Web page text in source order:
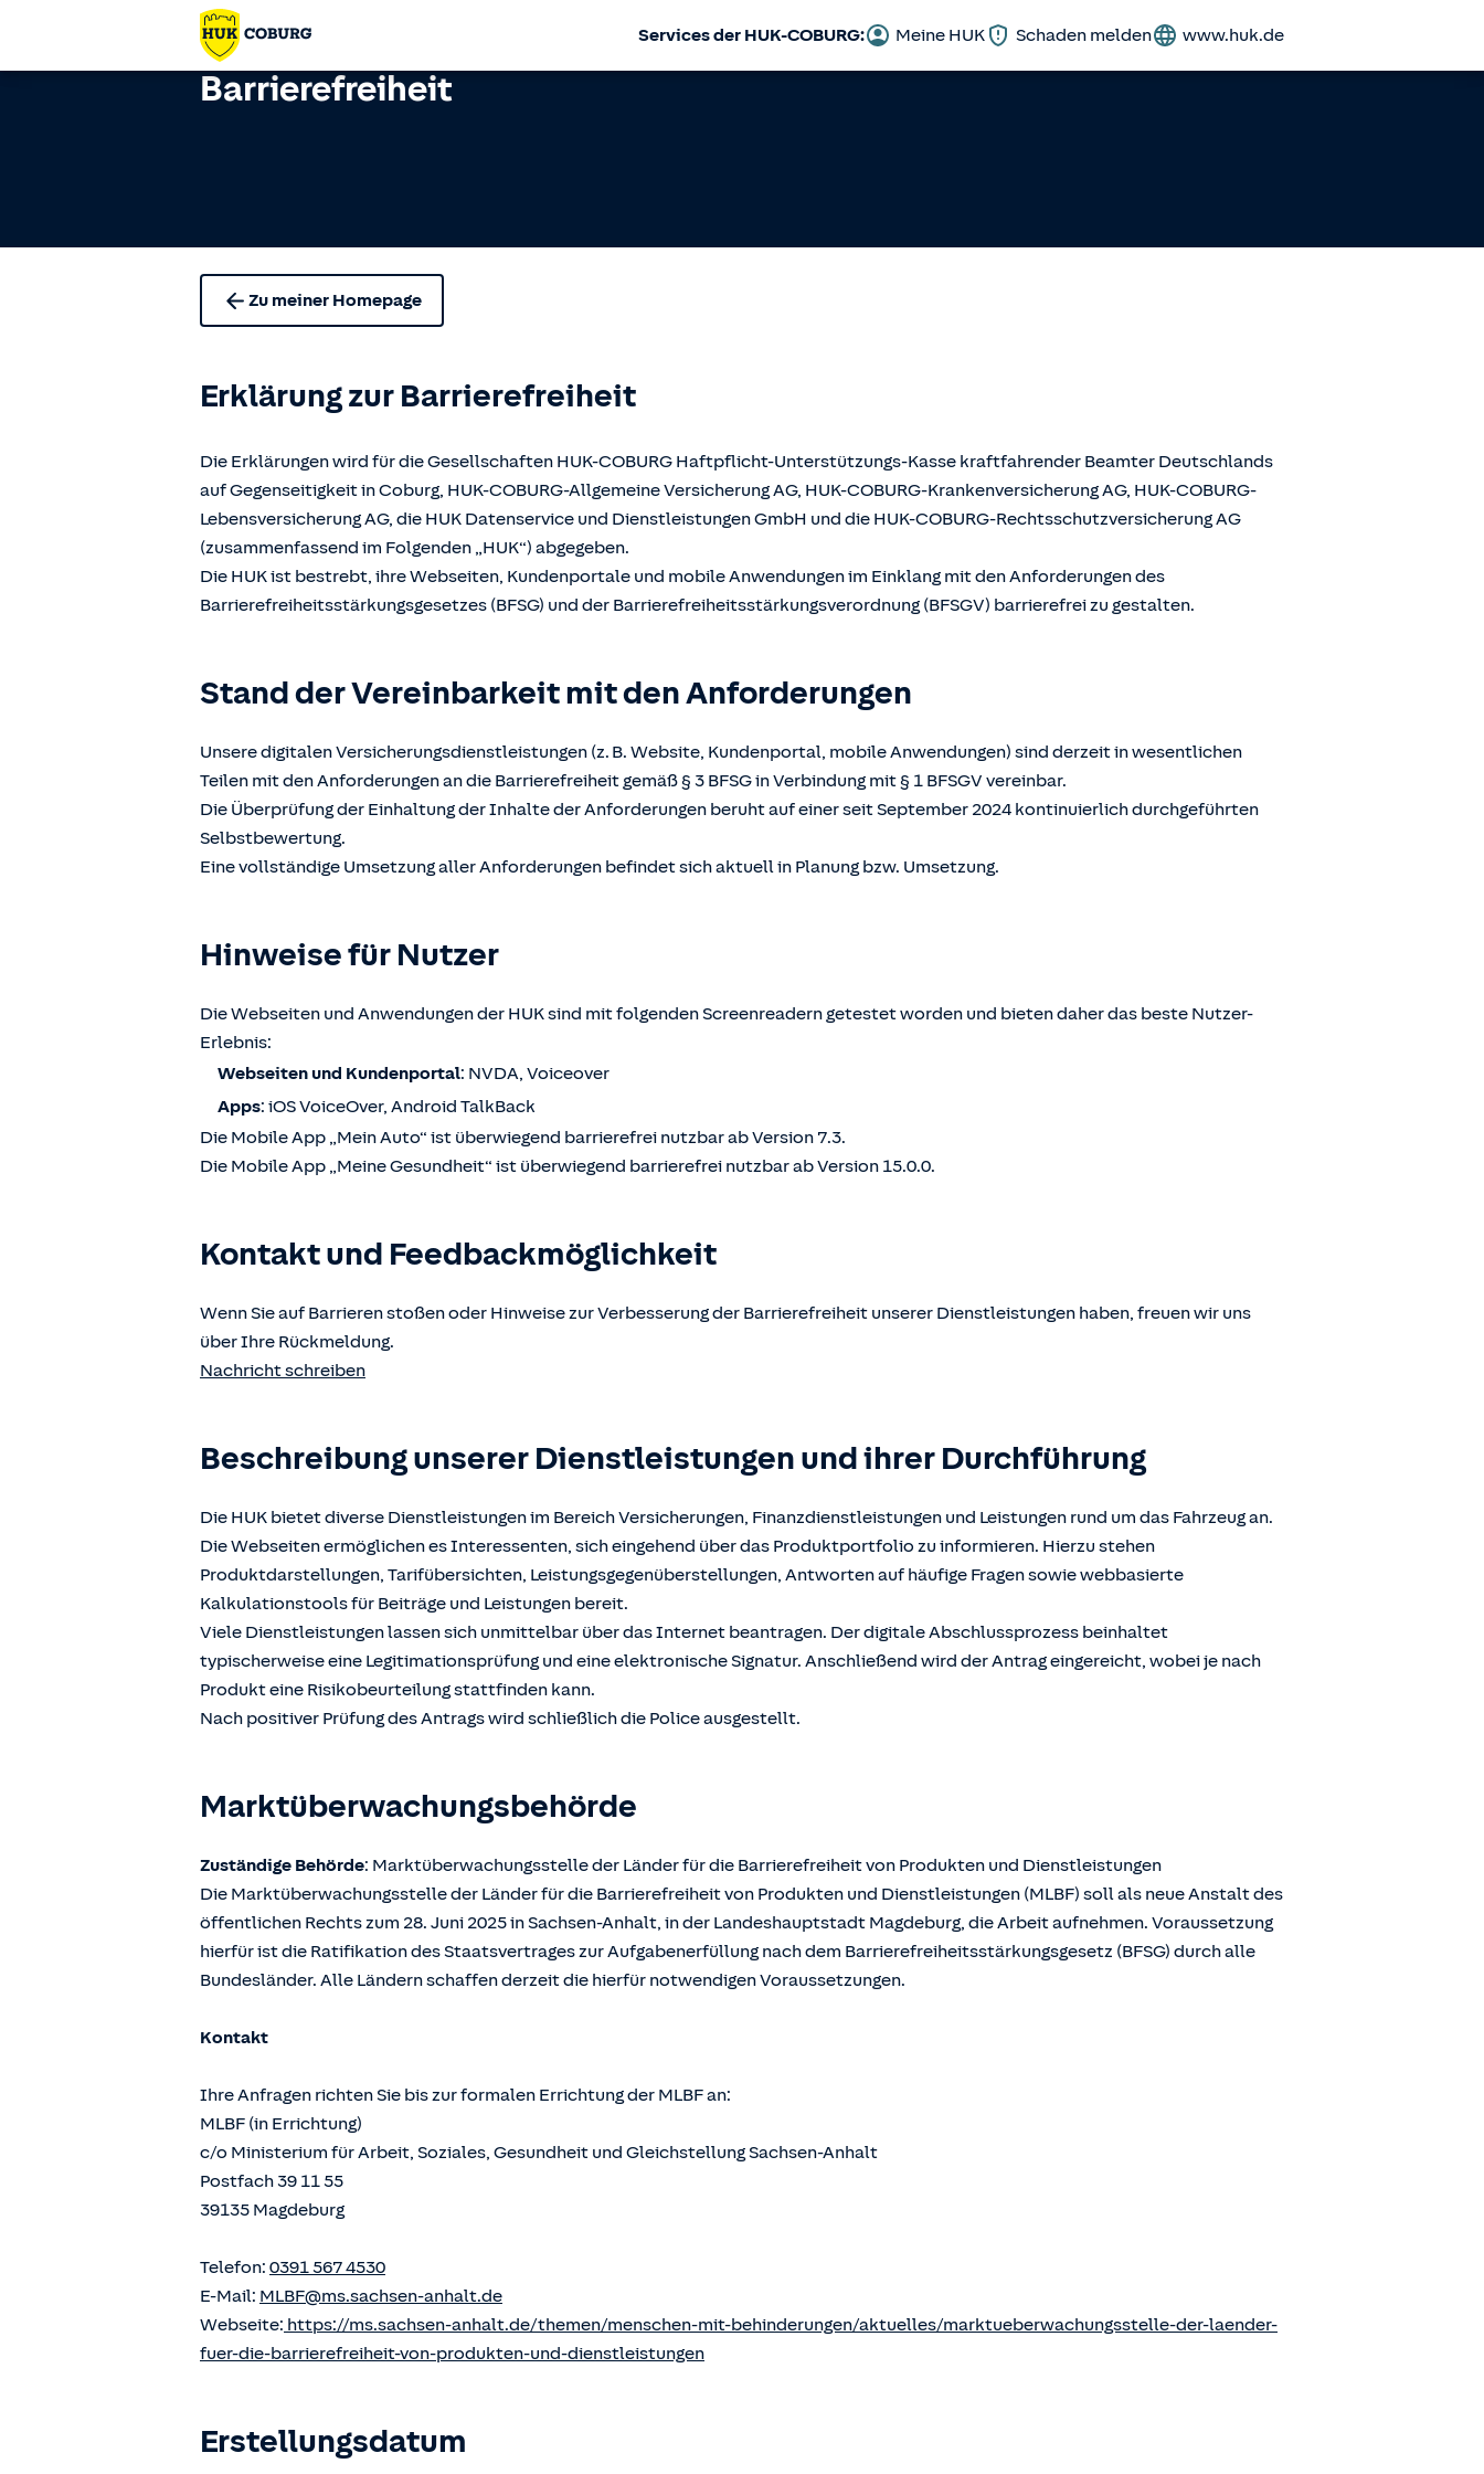
Services der HUK-COBURG: Meine HUK Schaden melden www.huk.de
Barrierefreiheit
Zu meiner Homepage
Erklärung zur Barrierefreiheit
Die Erklärungen wird für die Gesellschaften HUK-COBURG Haftpflicht-Unterstützungs-Kasse kraftfahrender Beamter Deutschlands
auf Gegenseitigkeit in Coburg, HUK-COBURG-Allgemeine Versicherung AG, HUK-COBURG-Krankenversicherung AG, HUK-COBURG-
Lebensversicherung AG, die HUK Datenservice und Dienstleistungen GmbH und die HUK-COBURG-Rechtsschutzversicherung AG
(zusammenfassend im Folgenden „HUK“) abgegeben.
Die HUK ist bestrebt, ihre Webseiten, Kundenportale und mobile Anwendungen im Einklang mit den Anforderungen des
Barrierefreiheitsstärkungsgesetzes (BFSG) und der Barrierefreiheitsstärkungsverordnung (BFSGV) barrierefrei zu gestalten.
Stand der Vereinbarkeit mit den Anforderungen
Unsere digitalen Versicherungsdienstleistungen (z. B. Website, Kundenportal, mobile Anwendungen) sind derzeit in wesentlichen
Teilen mit den Anforderungen an die Barrierefreiheit gemäß § 3 BFSG in Verbindung mit § 1 BFSGV vereinbar.
Die Überprüfung der Einhaltung der Inhalte der Anforderungen beruht auf einer seit September 2024 kontinuierlich durchgeführten
Selbstbewertung.
Eine vollständige Umsetzung aller Anforderungen befindet sich aktuell in Planung bzw. Umsetzung.
Hinweise für Nutzer
Die Webseiten und Anwendungen der HUK sind mit folgenden Screenreadern getestet worden und bieten daher das beste Nutzer-
Erlebnis:
Webseiten und Kundenportal: NVDA, Voiceover
Apps: iOS VoiceOver, Android TalkBack
Die Mobile App „Mein Auto“ ist überwiegend barrierefrei nutzbar ab Version 7.3.
Die Mobile App „Meine Gesundheit“ ist überwiegend barrierefrei nutzbar ab Version 15.0.0.
Kontakt und Feedbackmöglichkeit
Wenn Sie auf Barrieren stoßen oder Hinweise zur Verbesserung der Barrierefreiheit unserer Dienstleistungen haben, freuen wir uns
über Ihre Rückmeldung.
Nachricht schreiben
Beschreibung unserer Dienstleistungen und ihrer Durchführung
Die HUK bietet diverse Dienstleistungen im Bereich Versicherungen, Finanzdienstleistungen und Leistungen rund um das Fahrzeug an.
Die Webseiten ermöglichen es Interessenten, sich eingehend über das Produktportfolio zu informieren. Hierzu stehen
Produktdarstellungen, Tarifübersichten, Leistungsgegenüberstellungen, Antworten auf häufige Fragen sowie webbasierte
Kalkulationstools für Beiträge und Leistungen bereit.
Viele Dienstleistungen lassen sich unmittelbar über das Internet beantragen. Der digitale Abschlussprozess beinhaltet
typischerweise eine Legitimationsprüfung und eine elektronische Signatur. Anschließend wird der Antrag eingereicht, wobei je nach
Produkt eine Risikobeurteilung stattfinden kann.
Nach positiver Prüfung des Antrags wird schließlich die Police ausgestellt.
Marktüberwachungsbehörde
Zuständige Behörde: Marktüberwachungsstelle der Länder für die Barrierefreiheit von Produkten und Dienstleistungen
Die Marktüberwachungsstelle der Länder für die Barrierefreiheit von Produkten und Dienstleistungen (MLBF) soll als neue Anstalt des
öffentlichen Rechts zum 28. Juni 2025 in Sachsen-Anhalt, in der Landeshauptstadt Magdeburg, die Arbeit aufnehmen. Voraussetzung
hierfür ist die Ratifikation des Staatsvertrages zur Aufgabenerfüllung nach dem Barrierefreiheitsstärkungsgesetz (BFSG) durch alle
Bundesländer. Alle Ländern schaffen derzeit die hierfür notwendigen Voraussetzungen.
Kontakt
Ihre Anfragen richten Sie bis zur formalen Errichtung der MLBF an:
MLBF (in Errichtung)
c/o Ministerium für Arbeit, Soziales, Gesundheit und Gleichstellung Sachsen-Anhalt
Postfach 39 11 55
39135 Magdeburg
Telefon: 0391 567 4530
E-Mail: MLBF@ms.sachsen-anhalt.de
Webseite: https://ms.sachsen-anhalt.de/themen/menschen-mit-behinderungen/aktuelles/marktueberwachungsstelle-der-laender-
fuer-die-barrierefreiheit-von-produkten-und-dienstleistungen
Erstellungsdatum